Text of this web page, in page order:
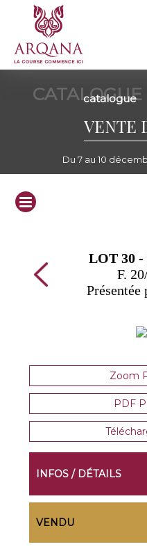
CATALOGUE
catalogue
VENTE
Du 7 au 10
LOT 30
F.
Présentée
Zoom
PDF
INFOS / DÉTAILS
VENDU